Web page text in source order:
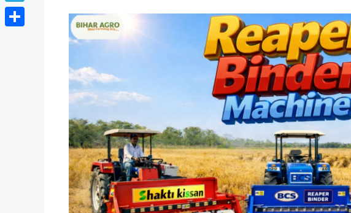
Telegram